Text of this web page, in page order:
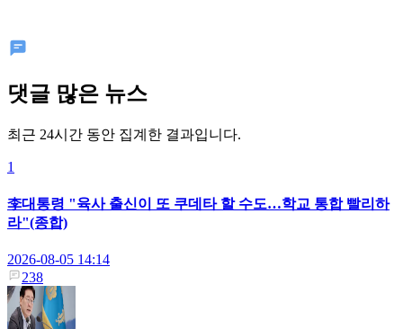
댓글 많은 뉴스
최근 24시간 동안 집계한 결과입니다.
1
李대통령 "육사 출신이 또 쿠데타 할 수도…학교 통합 빨리하
라"(종합)
2026-08-05 14:14
238